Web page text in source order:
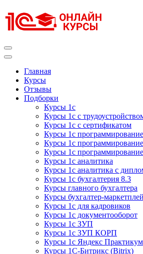
к
содержимому
Главная
Курсы
Отзывы
Подборки
Курсы 1с
Курсы 1с с
Курсы 1с с сертификатом
Курсы 1с программирование
Курсы 1с
Курсы 1с
Курсы 1с аналитика
Курсы 1с аналитика с
Курсы 1с бухгалтерия 8.3
Курсы главного бухгалтера
Курсы бухгалтер-
Курсы 1с для кадровиков
Курсы 1с документооборот
Курсы 1с ЗУП
Курсы 1с ЗУП КОРП
Курсы 1с Яндекс Практикум
Курсы 1С-Битрикс (Bitrix)